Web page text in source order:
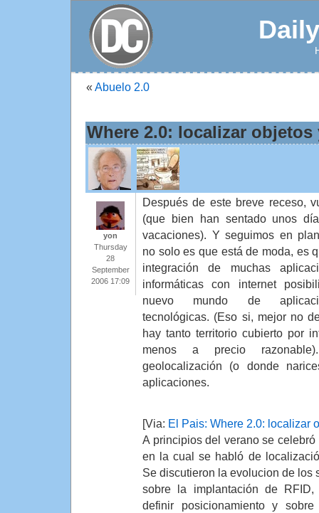
« Abuelo 2.0
Where 2.0: localizar objetos
yon
Thursday
28
September
2006 17:09
Después de este breve receso,
(que bien han sentado unos
vacaciones). Y seguimos en
no solo es que está de moda, es
integración de muchas
informáticas con internet
nuevo mundo de
tecnológicas. (Eso si, mejor no
hay tanto territorio cubierto por
menos a precio
geolocalización (o donde
aplicaciones.
[Via: El Pais: Where 2.0: localizar
A principios del verano se
en la cual se habló de
Se discutieron la evolucion de los
sobre la implantación de
definir posicionamiento y